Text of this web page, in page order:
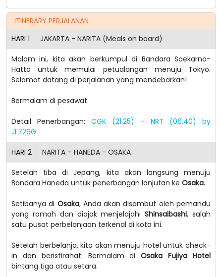
ITINERARY PERJALANAN
HARI 1 JAKARTA - NARITA (Meals on board)
Malam ini, kita akan berkumpul di Bandara Soekarno-
Hatta untuk memulai petualangan menuju Tokyo.
Selamat datang di perjalanan yang mendebarkan!
Bermalam di pesawat.
Detail Penerbangan: CGK (21.25) – NRT (06.40) by
JL726G
HARI 2 NARITA – HANEDA - OSAKA
Setelah tiba di Jepang, kita akan langsung menuju
Bandara Haneda untuk penerbangan lanjutan ke Osaka.
Setibanya di Osaka, Anda akan disambut oleh pemandu
yang ramah dan diajak menjelajahiShinsaibashi, salah
satu pusat perbelanjaan terkenal di kota ini.
Setelah berbelanja, kita akan menuju hotel untuk check-
in dan beristirahat. Bermalam diOsaka Fujiya Hotel
bintang tiga atau setara.